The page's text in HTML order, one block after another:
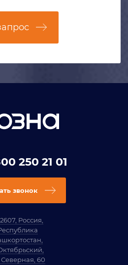
250 21 01
звонок
Россия,
Северная, 60